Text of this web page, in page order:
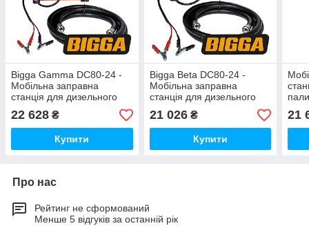
Bigga Gamma DC80-24 -
Мобільна заправна
станція для дизельного
палива з витратоміром, 24
вольта, 80 л/хв
22 628 ₴
Купити
Bigga Beta DC80-24 -
Мобільна заправна
станція для дизельного
палива з витратоміром, 24
вольта, 80 л/хв
21 026₴
Купити
хв
21
Про нас
Рейтинг не сформований
Менше 5 відгуків за останній рік